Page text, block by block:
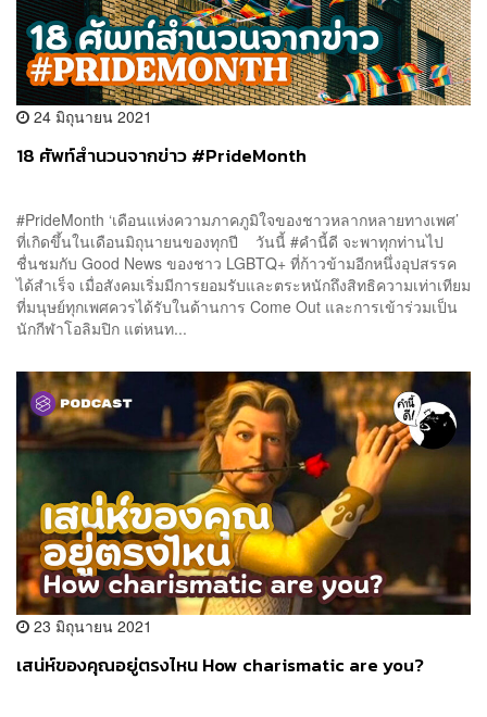
24 มิถุนายน 2021
18 ศัพท์สำนวนจากข่าว #PrideMonth
#PrideMonth ‘เดือนแห่งความภาคภูมิใจของชาวหลากหลายทางเพศ’
ที่เกิดขึ้นในเดือนมิถุนายนของทุกปี วันนี้ #คำนี้ดี จะพาทุกท่านไป
ชื่นชมกับ Good News ของชาว LGBTQ+ ที่ก้าวข้ามอีกหนึ่งอุปสรรค
ได้สำเร็จ เมื่อสังคมเริ่มมีการยอมรับและตระหนักถึงสิทธิความเท่าเทียม
ที่มนุษย์ทุกเพศควรได้รับในด้านการ Come Out และการเข้าร่วมเป็น
นักกีฬาโอลิมปิก แต่หนท...
23 มิถุนายน 2021
เสน่ห์ของคุณอยู่ตรงไหน How charismatic are you?